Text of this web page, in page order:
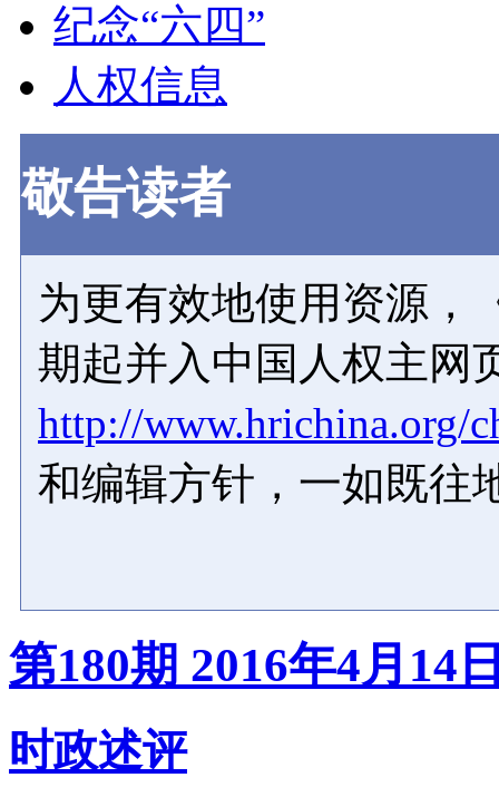
纪念“六四”
人权信息
敬告读者
为更有效地使用资源，
期起并入中国人权主网
http://www.hrichina.org/
和编辑方针，一如既往
第180期 2016年4月14
时政述评